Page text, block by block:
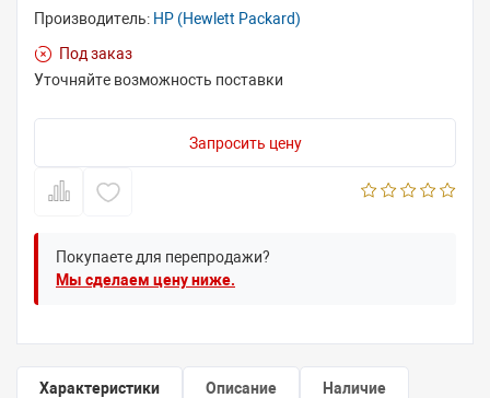
Производитель: HP (Hewlett Packard)
Под заказ
Уточняйте возможность поставки
Запросить цену
Покупаете для перепродажи?
Мы сделаем цену ниже.
Характеристики Описание Наличие